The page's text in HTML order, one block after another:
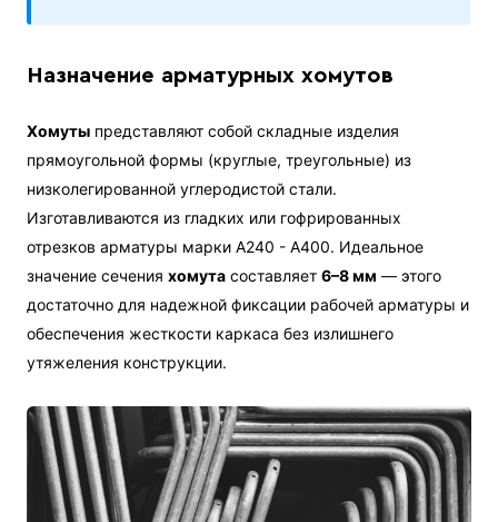
Назначение арматурных хомутов
Хомуты представляют собой складные изделия
прямоугольной формы (круглые, треугольные) из
низколегированной углеродистой стали.
Изготавливаются из гладких или гофрированных
отрезков арматуры марки А240 - А400. Идеальное
значение сеченияхомута составляет6–8 мм — этого
достаточно для надежной фиксации рабочей арматуры и
обеспечения жесткости каркаса без излишнего
утяжеления конструкции.